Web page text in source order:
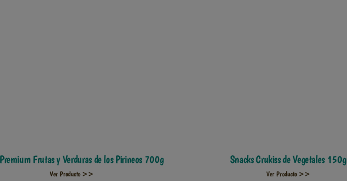
Frutas y Verduras de los Pirineos 700g
Ver Producto >>
Snacks Crukiss de Vegetales 150g
Ver Producto >>